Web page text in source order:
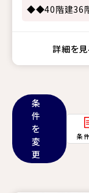
◆◆40階建36
詳細を見
条
件
を
変
更
条